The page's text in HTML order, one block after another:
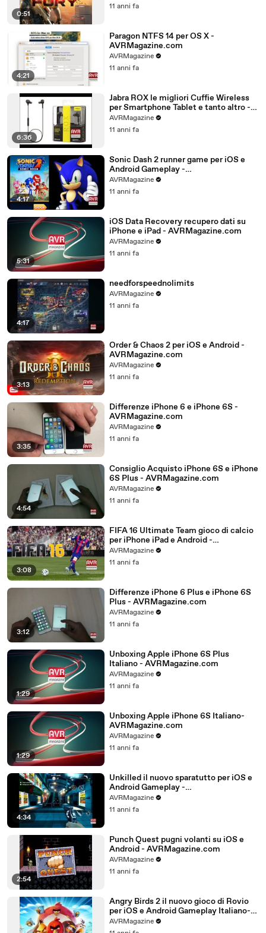
0:51
11 anni fa
4:21
Paragon NTFS 14 per OS X -
AVRMagazine.com
AVRMagazine
11 anni fa
6:36
Jabra ROX le migliori Cuffie Wireless
per Smartphone Tablet e tanto altro -
AVRMagazine.com (720p)
AVRMagazine
11 anni fa
4:17
Sonic Dash 2 runner game per iOS e
Android Gameplay -
AVRMagazine.com
AVRMagazine
11 anni fa
5:31
iOS Data Recovery recupero dati su
iPhone e iPad - AVRMagazine.com
AVRMagazine
11 anni fa
4:17
needforspeednolimits
AVRMagazine
11 anni fa
3:13
Order & Chaos 2 per iOS e Android -
AVRMagazine.com
AVRMagazine
11 anni fa
3:35
Differenze iPhone 6 e iPhone 6S -
AVRMagazine.com
AVRMagazine
11 anni fa
4:54
Consiglio Acquisto iPhone 6S e iPhone
6S Plus - AVRMagazine.com
AVRMagazine
11 anni fa
3:08
FIFA 16 Ultimate Team gioco di calcio
per iPhone iPad e Android -
AVRMagazine.com
AVRMagazine
11 anni fa
3:12
Differenze iPhone 6 Plus e iPhone 6S
Plus - AVRMagazine.com
AVRMagazine
11 anni fa
1:29
Unboxing Apple iPhone 6S Plus
Italiano - AVRMagazine.com
AVRMagazine
11 anni fa
1:29
Unboxing Apple iPhone 6S Italiano-
AVRMagazine.com
AVRMagazine
11 anni fa
4:34
Unkilled il nuovo sparatutto per iOS e
Android Gameplay -
AVRMagazine.com
AVRMagazine
11 anni fa
2:54
Punch Quest pugni volanti su iOS e
Android - AVRMagazine.com
AVRMagazine
11 anni fa
Angry Birds 2 il nuovo gioco di Rovio
per iOS e Android Gameplay Italiano-
AVRMagazine.com (720p)
AVRMagazine